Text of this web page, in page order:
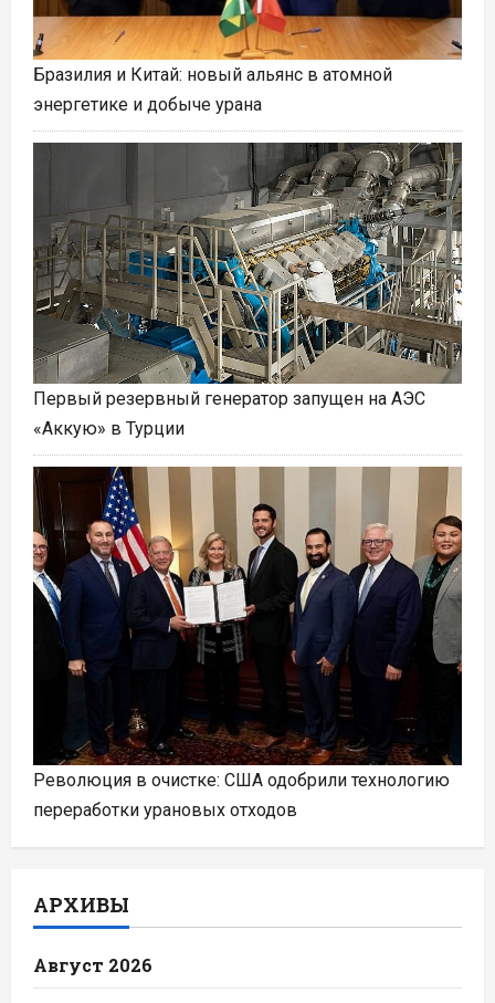
Бразилия и Китай: новый альянс в атомной
энергетике и добыче урана
Первый резервный генератор запущен на АЭС
«Аккую» в Турции
Революция в очистке: США одобрили технологию
переработки урановых отходов
АРХИВЫ
Август 2026